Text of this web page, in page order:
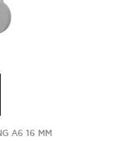
A6 16 MM